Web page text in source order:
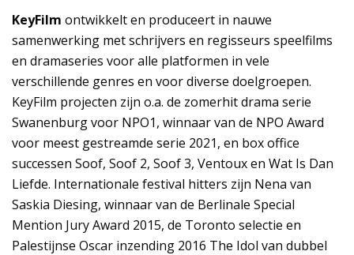
KeyFilm ontwikkelt en produceert in nauwe
samenwerking met schrijvers en regisseurs speelfilms
en dramaseries voor alle platformen in vele
verschillende genres en voor diverse doelgroepen.
KeyFilm projecten zijn o.a. de zomerhit drama serie
Swanenburg voor NPO1, winnaar van de NPO Award
voor meest gestreamde serie 2021, en box office
successen Soof, Soof 2, Soof 3, Ventoux en Wat Is Dan
Liefde. Internationale festival hitters zijn Nena van
Saskia Diesing, winnaar van de Berlinale Special
Mention Jury Award 2015, de Toronto selectie en
Palestijnse Oscar inzending 2016 The Idol van dubbel